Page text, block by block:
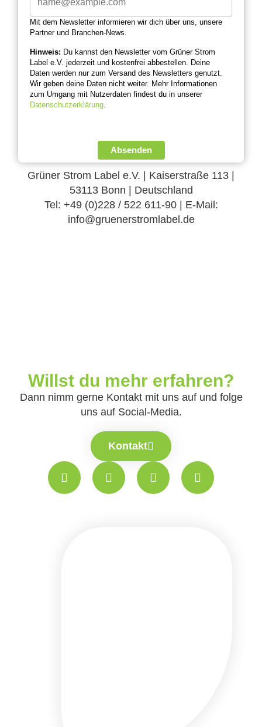
Mit dem Newsletter informieren wir dich über uns, unsere
Partner und Branchen-News.
Hinweis: Du kannst den Newsletter vom Grüner Strom
Label e.V. jederzeit und kostenfrei abbestellen. Deine
Daten werden nur zum Versand des Newsletters genutzt.
Wir geben deine Daten nicht weiter. Mehr Informationen
zum Umgang mit Nutzerdaten findest du in unserer
Datenschutzerklärung
Absenden
Grüner Strom Label e.V. | Kaiserstraße 113 |
53113 Bonn | Deutschland
Tel: +49 (0)228 / 522 611-90 | E-Mail:
info@gruenerstromlabel.de
Willst du mehr erfahren?
Dann nimm gerne Kontakt mit uns auf und folge
uns auf Social-Media.
Kontakt